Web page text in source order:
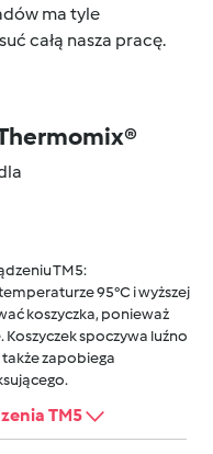
ma tyle
całą nasza pracę.
TM5:
95°C i wyższej
koszyczka, ponieważ
spoczywa luźno
także zapobiega
TM5